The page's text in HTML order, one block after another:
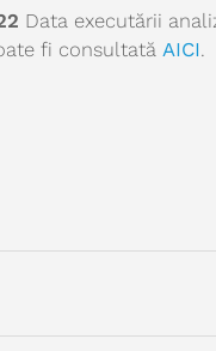
Data executării
fi consultată AICI.